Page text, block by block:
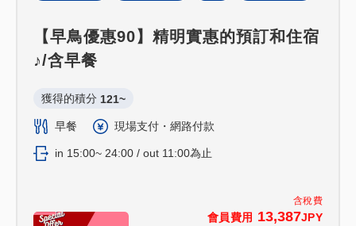
含稅費
會員費用 13,387JPY
【早鳥優惠90】精明實惠的預訂和住宿
♪/含早餐
獲得的積分 121~
早餐 現場支付・網路付款
in 15:00~ 24:00 / out 11:00為止